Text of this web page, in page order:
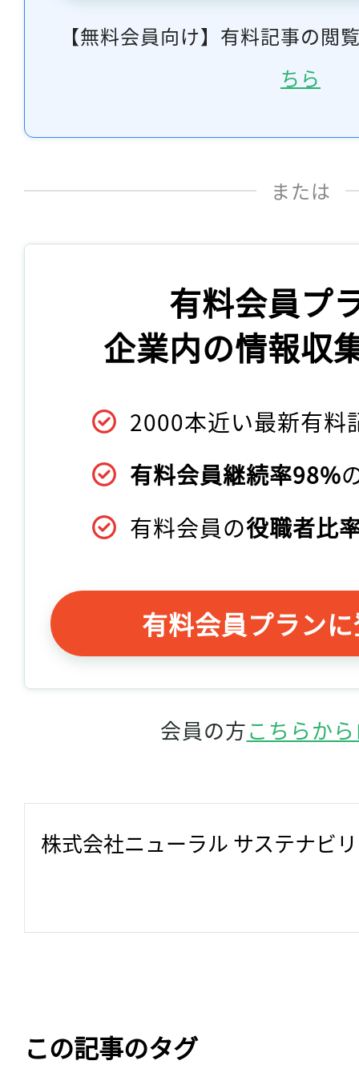
【無料会員向け】有料記事の閲
ちら
または
有料会員プ
企業内の情報収
2000本近い最新有料
有料会員継続率98%
有料会員の役職者比
有料会員プラン
会員の方こちらか
株式会社ニューラル サステナビ
この記事のタグ